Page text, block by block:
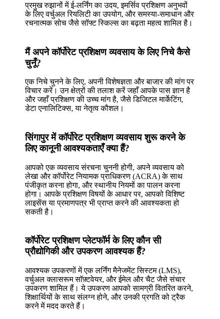
प्रमुख रुझानों में ई-लर्निंग का उदय, इमर्सिव प्रशिक्षण अनुभवों
के लिए वर्चुअल रियलिटी का उपयोग, और समस्या-समाधान और
रचनात्मक सोच जैसे सॉफ्ट स्किल्स का बढ़ता महत्व शामिल है।
मैं अपने कॉर्पोरेट प्रशिक्षण व्यवसाय के लिए निचे कैसे
चुनूँ?
एक निचे चुनने के लिए, अपनी विशेषज्ञता और बाजार की मांग पर
विचार करें। उन क्षेत्रों की तलाश करें जहाँ आपके पास ज्ञान है
और जहाँ प्रशिक्षण की उच्च मांग है, जैसे डिजिटल मार्केटिंग,
डेटा एनालिटिक्स, या नेतृत्व कौशल।
सिंगापुर में कॉर्पोरेट प्रशिक्षण व्यवसाय शुरू करने के
लिए कानूनी आवश्यकताएँ क्या हैं?
आपको एक व्यवसाय संरचना चुननी होगी, अपने व्यवसाय को
लेखा और कॉर्पोरेट नियामक प्राधिकरण (ACRA) के साथ
पंजीकृत करना होगा, और स्थानीय नियमों का पालन करना
होगा। आपके प्रशिक्षण विषयों के आधार पर, आपको विशिष्ट
लाइसेंस या प्रमाणपत्र भी प्राप्त करने की आवश्यकता हो
सकती है।
कॉर्पोरेट प्रशिक्षण प्लेटफॉर्म के लिए कौन सी
प्रौद्योगिकी और उपकरण आवश्यक हैं?
आवश्यक उपकरणों में एक लर्निंग मैनेजमेंट सिस्टम (LMS),
वर्चुअल क्लासरूम सॉफ़्टवेयर, और ईमेल और चैट जैसे संचार
उपकरण शामिल हैं। ये उपकरण आपको सामग्री वितरित करने,
शिक्षार्थियों के साथ संलग्न होने, और उनकी प्रगति को ट्रैक
करने में मदद करते हैं।